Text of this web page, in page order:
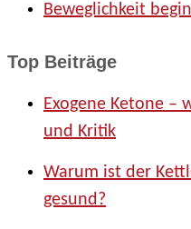
c
Beweglichkeit
Top Beiträge
Exogene Ketone –
und Kritik
Warum ist der
gesund?